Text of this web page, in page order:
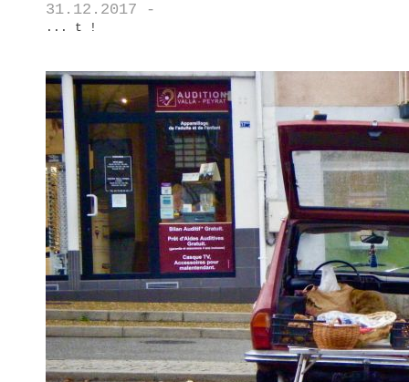
31.12.2017 -
... t !